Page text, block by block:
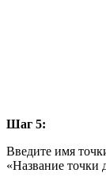
Шаг 5:
Введите имя
«Название точки